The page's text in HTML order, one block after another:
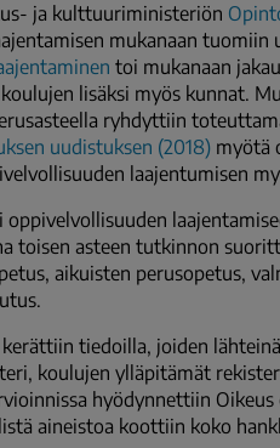
ja kulttuuriministeriön
mukanaan
toi mukanaan
lisäksi myös kunnat.
ryhdyttiin
uudistuksen (2018) myötä
laajentumisen
toisen asteen tutkinnon
aikuisten perusopetus,
tiedoilla, joiden
koulujen ylläpitämät
hyödynnettiin
aineistoa koottiin koko